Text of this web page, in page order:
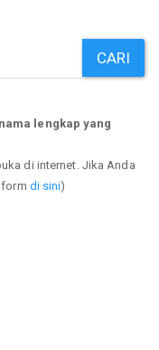
CARI
lengkap yang
di internet. Jika Anda
di sini)